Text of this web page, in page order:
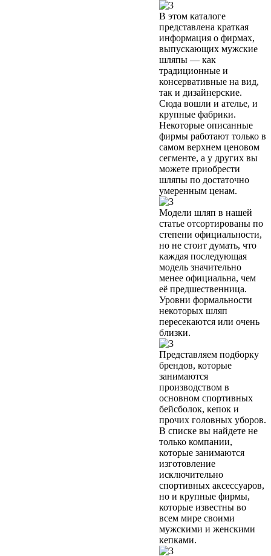
В этом каталоге
представлена краткая
информация о фирмах,
выпускающих мужские
шляпы — как
традиционные и
консервативные на вид,
так и дизайнерские.
Сюда вошли и ателье, и
крупные фабрики.
Некоторые описанные
фирмы работают только в
самом верхнем ценовом
сегменте, а у других вы
можете приобрести
шляпы по достаточно
умеренным ценам.
Модели шляп в нашей
статье отсортированы по
степени официальности,
но не стоит думать, что
каждая последующая
модель значительно
менее официальна, чем
её предшественница.
Уровни формальности
некоторых шляп
пересекаются или очень
близки.
Представляем подборку
брендов, которые
занимаются
производством в
основном спортивных
бейсболок, кепок и
прочих головных уборов.
В списке вы найдете не
только компании,
которые занимаются
изготовление
исключительно
спортивных аксессуаров,
но и крупные фирмы,
которые известны во
всем мире своими
мужскими и женскими
кепками.